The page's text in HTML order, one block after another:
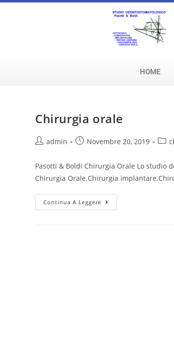
HOME
Chirurgia orale
admin Novembre 20, 2019
Pasotti & Boldi Chirurgia Orale Lo studio
Chirurgia Orale.Chirurgia
Continua A Leggere